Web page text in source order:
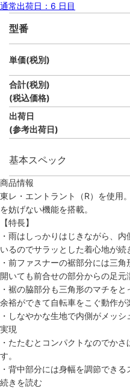
通常出荷日：6 日目
型番
単価(税別)
合計(税別)
(税込価格)
出荷日
(参考出荷日)
基本スペック
商品情報
東レ・エントラント（R）を使用
を妨げない機能を搭載。
【特長】
・雨はしっかりはじきながら、
いるのでサラッとした着心地が続
・前ファスナーの裾部分には三
開いても前合せの部分からの足元
・裾の脇部分も三角形のマチを
余裕ができて自転車をこぐ動作が
・しなやかな生地で内側がメッ
実現
・たたむとコンパクトなのでか
す。
・背中部分には身幅を調節できる
続きを読む